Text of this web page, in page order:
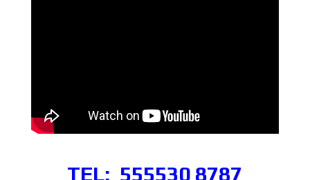
TEL: 555530 8787